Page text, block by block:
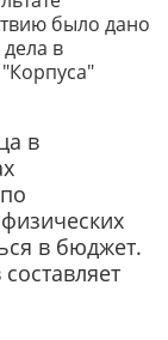
было дано
в
в
в бюджет.